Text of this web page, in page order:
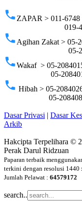
phone ZAPAR > 011-6748
019-400
phone Agihan Zakat > 05-
05-
phoneWakaf > 05-
05-
phone Hibah > 05-
05-
Dasar Privasi | Dasar
Arkib
Hakcipta Terpelihara ©
Perak Darul Ridzuan
Paparan terbaik
terkini dengan resolusi 1440
Jumlah Pelawat : 64579172
search..